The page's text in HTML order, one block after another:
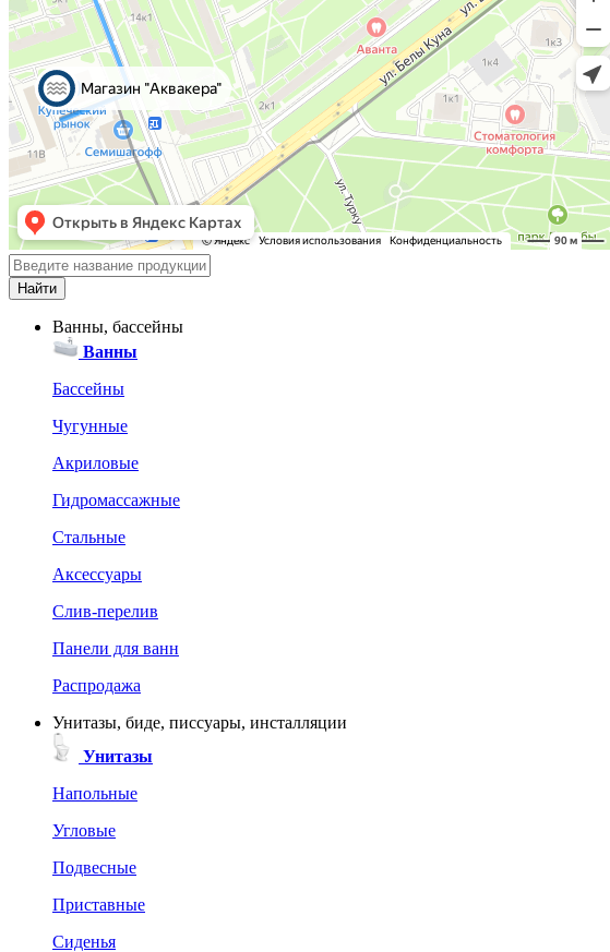
Ванны, бассейны
Ванны
Бассейны
Чугунные
Акриловые
Гидромассажные
Стальные
Аксессуары
Слив-перелив
Панели для ванн
Распродажа
Унитазы, биде, писсуары, инсталляции
Унитазы
Напольные
Угловые
Подвесные
Приставные
Сиденья